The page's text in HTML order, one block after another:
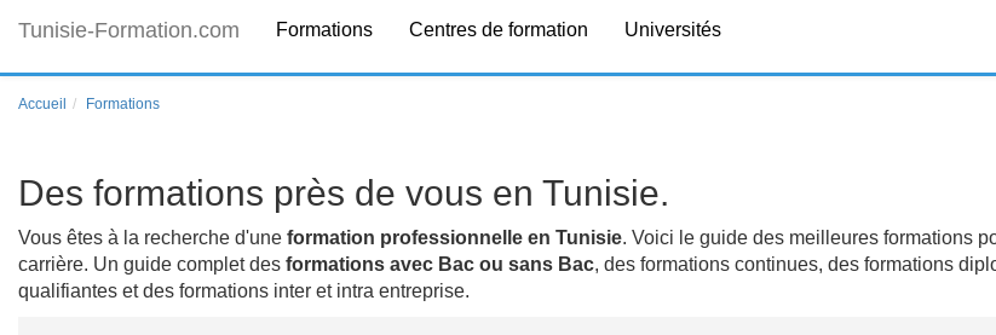
Tunisie-Formation.com Formations Centres de formation Universités
Accueil Formations
Des formations près de vous en Tunisie.
Vous êtes à la recherche d'une formation professionnelle en Tunisie. Voici le guide des meilleures formations
carrière. Un guide complet des formations avec Bac ou sans Bac, des formations continues, des formations
qualifiantes et des formations inter et intra entreprise.